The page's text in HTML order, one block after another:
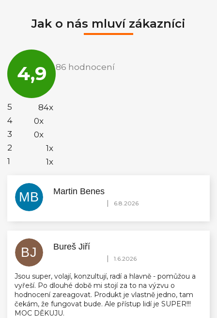
Jak o nás mluví zákazníci
4,9
obchodu
je
86 hodnocení
5
84x
4
0x
3
0x
2
1x
1
1x
MB Martin Benes
Hodnocení obchodu je 5 z 5 hvězdiček.
| 6.8.2026
BJ Bureš Jiří
Hodnocení obchodu je 5 z 5 hvězdiček.
| 1.6.2026
Jsou super, volají, konzultují, radí a hlavně - pomůžou a
vyřeší. Po dlouhé době mi stojí za to na výzvu o
hodnocení zareagovat. Produkt je vlastně jedno, tam
čekám, že fungovat bude. Ale přístup lidí je SUPER!!!
MOC DĚKUJU.